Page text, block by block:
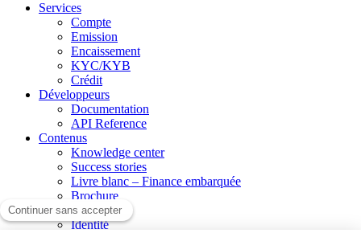
Services
Compte
Emission
Encaissement
KYC/KYB
Crédit
Développeurs
Documentation
API Reference
Contenus
Knowledge center
Success stories
Livre blanc – Finance embarquée
Brochure
Société
Identité